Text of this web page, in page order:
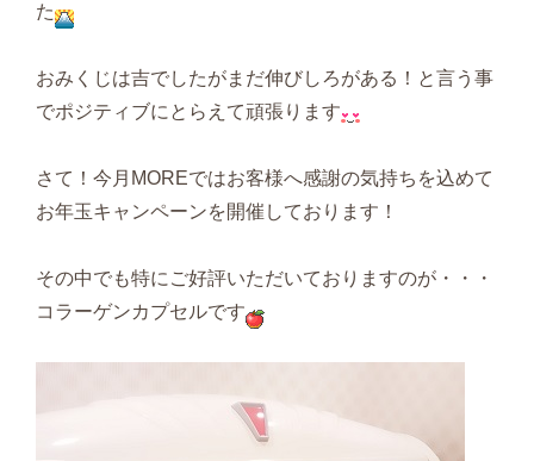
た
おみくじは吉でしたがまだ伸びしろがある！と言う事
でポジティブにとらえて頑張ります
さて！今月MOREではお客様へ感謝の気持ちを込めて
お年玉キャンペーンを開催しております！
その中でも特にご好評いただいておりますのが・・・
コラーゲンカプセルです